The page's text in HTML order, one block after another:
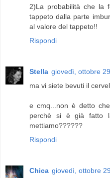
2)La probabilità che la
tappeto dalla parte
al valore del tappeto!!
Rispondi
Stella giovedì, ottobre
ma vi siete bevuti il
e cmq...non è detto
perchè si è già fatto
mettiamo??????
Rispondi
Chica giovedì, ottobre